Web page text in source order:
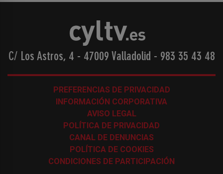
C/ Los Astros, 4 - 47009 Valladolid - 983 35 43 48
PREFERENCIAS DE PRIVACIDAD
INFORMACIÓN CORPORATIVA
AVISO LEGAL
POLÍTICA DE PRIVACIDAD
CANAL DE DENUNCIAS
POLÍTICA DE COOKIES
CONDICIONES DE PARTICIPACIÓN